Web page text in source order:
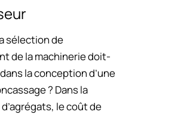
sélection de
de la machinerie doit-
la conception d’une
? Dans la
le coût de